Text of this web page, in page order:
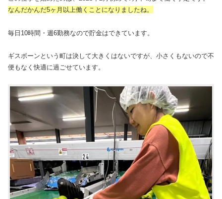
なんだかんだ5ヶ月以上働くことになりましたね。
毎日10時間・週6勤務なので貯金はできています。
ギスボーンという町は決して大きくはないですが、小さくもないので不
便もなく快適に過ごせています。